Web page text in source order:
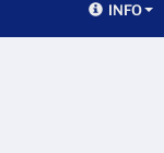
INFO